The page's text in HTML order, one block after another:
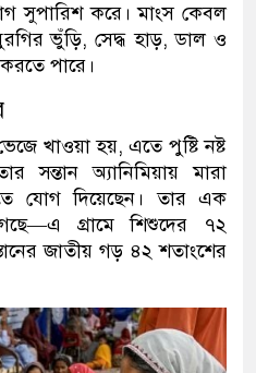
সুপারিশ করে। মাংস কেবল
ভুঁড়ি, সেদ্ধ হাড়, ডাল ও
পারে।
খাওয়া হয়, এতে পুষ্টি নষ্ট
সন্তান অ্যানিমিয়ায় মারা
যোগ দিয়েছেন। তার এক
গ্রামে শিশুদের ৭২
জাতীয় গড় ৪২ শতাংশের